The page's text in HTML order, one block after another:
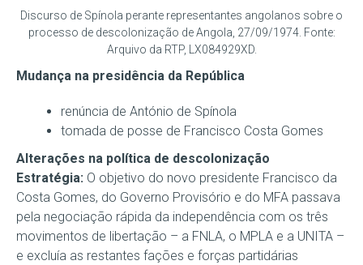
Discurso de Spínola perante representantes angolanos sobre o
processo de descolonização de Angola, 27/09/1974. Fonte:
Arquivo da RTP, LX084929XD.
Mudança na presidência da República
renúncia de António de Spínola
tomada de posse de Francisco Costa Gomes
Alterações na política de descolonização
Estratégia: O objetivo do novo presidente Francisco da
Costa Gomes, do Governo Provisório e do MFA passava
pela negociação rápida da independência com os três
movimentos de libertação – a FNLA, o MPLA e a UNITA –
e excluía as restantes fações e forças partidárias